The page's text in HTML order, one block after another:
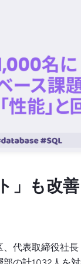
」も改
代表取締役社